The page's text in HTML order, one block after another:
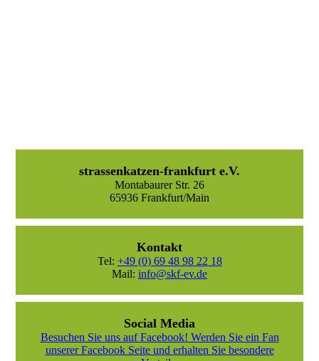
strassenkatzen-frankfurt e.V.
Montabaurer Str. 26
65936 Frankfurt/Main
Kontakt
Tel: +49 (0) 69 48 98 22 18
Mail: info@skf-ev.de
Social Media
Besuchen Sie uns auf Facebook! Werden Sie ein Fan
unserer Facebook Seite und erhalten Sie besondere